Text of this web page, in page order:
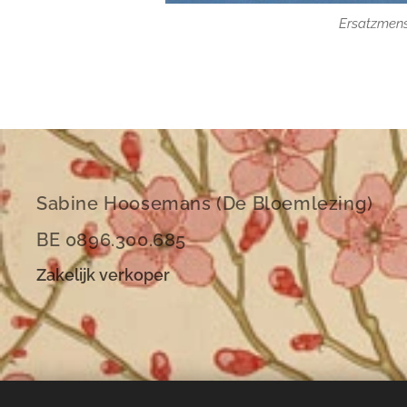
Sabine Hoosemans (De Bloemlezing)
BE 0896.300.685
Zakelijk verkoper